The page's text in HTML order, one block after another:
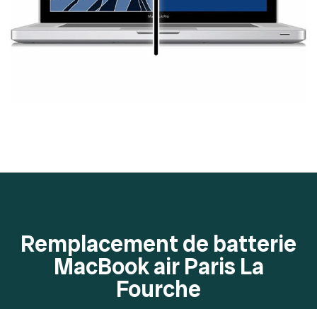
Remplacement de batterie
MacBook air Paris La
Fourche